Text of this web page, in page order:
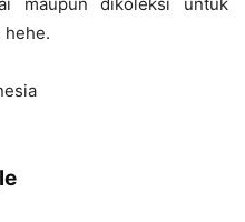
maupun dikoleksi untuk
hehe.